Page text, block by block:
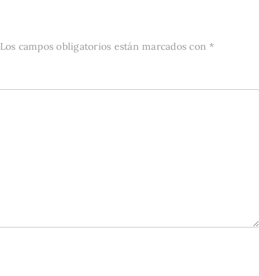
Los campos obligatorios están marcados con*